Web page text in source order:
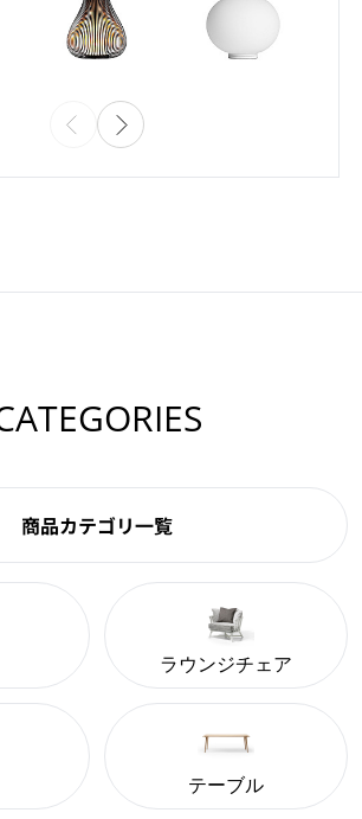
商品カテゴリ一覧
ラウンジチェア
テーブル